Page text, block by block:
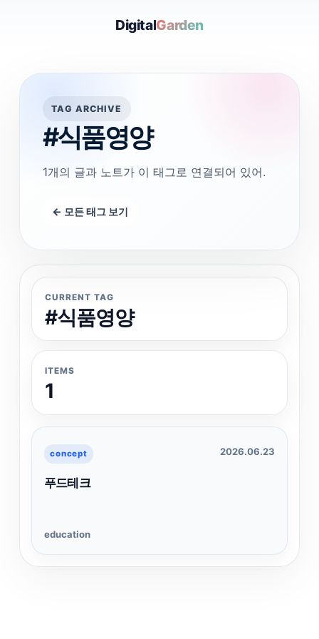
DigitalGarden
TAG ARCHIVE
#식품영양
1개의 글과 노트가 이 태그로 연결되어 있어.
← 모든 태그 보기
CURRENT TAG
#식품영양
ITEMS
1
concept 2026.06.23
푸드테크
education